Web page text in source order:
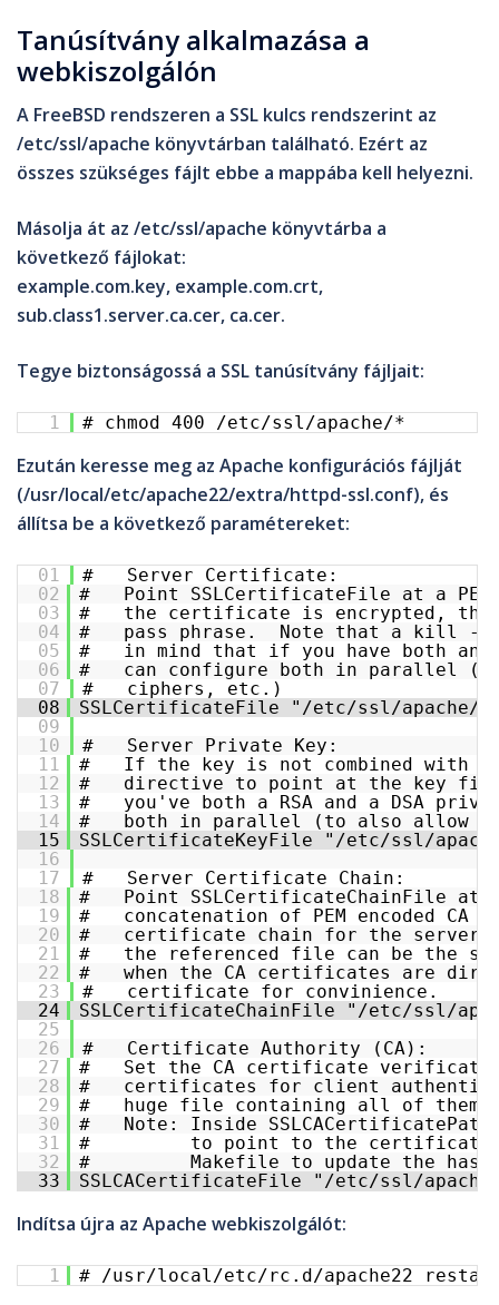
Tanúsítvány alkalmazása a
webkiszolgálón
A FreeBSD rendszeren a SSL kulcs rendszerint az
/etc/ssl/apache könyvtárban található. Ezért az
összes szükséges fájlt ebbe a mappába kell helyezni.
Másolja át az /etc/ssl/apache könyvtárba a
következő fájlokat:
example.com.key, example.com.crt,
sub.class1.server.ca.cer, ca.cer.
Tegye biztonságossá a SSL tanúsítvány fájljait:
1 # chmod 400 /etc/ssl/apache/*
Ezután keresse meg az Apache konfigurációs fájlját
(/usr/local/etc/apache22/extra/httpd-ssl.conf), és
állítsa be a következő paramétereket:
01
#   Server Certificate:
02
#   Point SSLCertificateFile at a
03
#   the certificate is encrypted,
04
#   pass phrase.  Note that a kill -
05
#   in mind that if you have both an
06
#   can configure both in parallel
07
#   ciphers, etc.)
08
SSLCertificateFile "/etc/ssl/apache/
09
10
#   Server Private Key:
11
#   If the key is not combined with
12
#   directive to point at the key
13
#   you've both a RSA and a DSA
14
#   both in parallel (to also allow
15
SSLCertificateKeyFile "/etc/ssl/
16
17
#   Server Certificate Chain:
18
#   Point SSLCertificateChainFile
19
#   concatenation of PEM encoded
20
#   certificate chain for the
21
#   the referenced file can be the
22
#   when the CA certificates are
23
#   certificate for convinience.
24
SSLCertificateChainFile "/etc/ssl/
25
26
#   Certificate Authority (CA):
27
#   Set the CA certificate
28
#   certificates for client
29
#   huge file containing all of them
30
#   Note: Inside SSLCACertificatePath
31
#         to point to the
32
#         Makefile to update the
33
SSLCACertificateFile "/etc/ssl/
Indítsa újra az Apache webkiszolgálót:
1 # /usr/local/etc/rc.d/apache22